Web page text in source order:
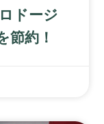
ドージ
節約！